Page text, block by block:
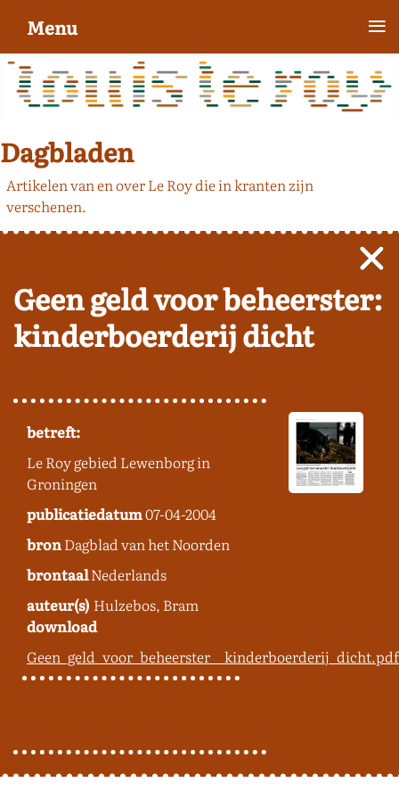
Dagbladen
Artikelen van en over Le Roy die in kranten zijn
verschenen.
Geen geld voor beheerster:
kinderboerderij dicht
betreft:
Le Roy gebied Lewenborg in
Groningen
publicatiedatum07-04-2004
bronDagblad van het Noorden
brontaalNederlands
auteur(s) Hulzebos, Bram
download
Geen_geld_voor_beheerster__kinderboerderij_dicht.pdf
Menu ≡